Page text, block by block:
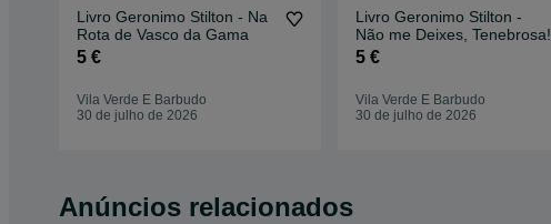
Livro Geronimo Stilton - Na
Rota de Vasco da Gama
5 €
Vila Verde E Barbudo
30 de julho de 2026
Livro Geronimo Stilton -
Não me Deixes, Tenebrosa!
5 €
Vila Verde E Barbudo
30 de julho de 2026
Anúncios relacionados